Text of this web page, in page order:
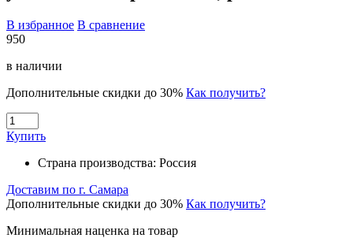
В избранное В сравнение
950
в наличии
Дополнительные скидки до 30% Как получить?
Купить
Страна производства: Россия
Доставим по г. Самара
Дополнительные скидки до 30% Как получить?
Минимальная наценка на товар